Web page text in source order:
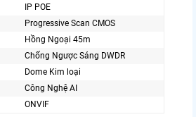
IP POE
Progressive Scan CMOS
Hồng Ngoại 45m
Chống Ngược Sáng DWDR
Dome Kim loại
Công Nghệ AI
ONVIF